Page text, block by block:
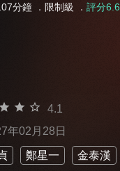
分鐘 ． 限制級 ． 評分6.6
4.1
年02月28日
鄭星一 金泰漢